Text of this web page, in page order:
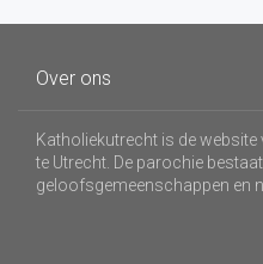
Over ons
Katholiekutrecht is de
te Utrecht. De parochie
geloofsgemeenschappen en